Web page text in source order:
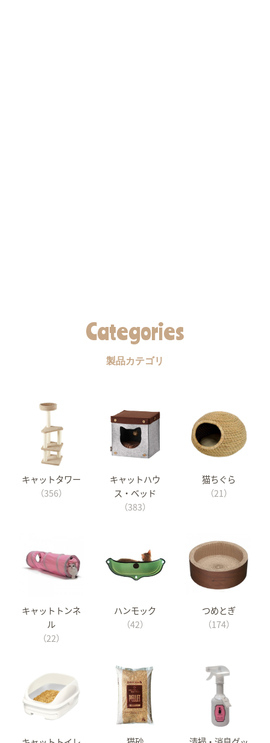
Categories
製品カテゴリ
キャットタワー
（356）
キャットハウ
ス・ベッド
（383）
猫ちぐら
（21）
キャットトンネ
ル
（22）
ハンモック
（42）
つめとぎ
（174）